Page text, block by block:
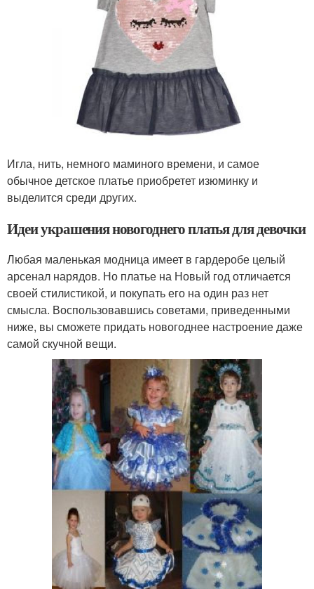
Игла, нить, немного маминого времени, и самое
обычное детское платье приобретет изюминку и
выделится среди других.
Идеи украшения новогоднего платья для девочки
Любая маленькая модница имеет в гардеробе целый
арсенал нарядов. Но платье на Новый год отличается
своей стилистикой, и покупать его на один раз нет
смысла. Воспользовавшись советами, приведенными
ниже, вы сможете придать новогоднее настроение даже
самой скучной вещи.